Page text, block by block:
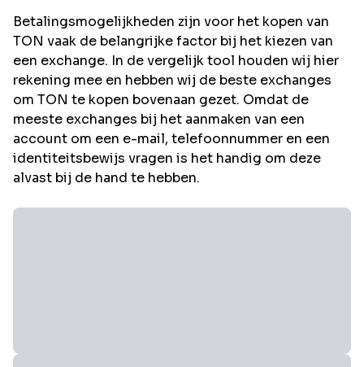
Betalingsmogelijkheden zijn voor het kopen van
TON vaak de belangrijke factor bij het kiezen van
een exchange. In de vergelijk tool houden wij hier
rekening mee en hebben wij de beste exchanges
om TON te kopen bovenaan gezet. Omdat de
meeste exchanges bij het aanmaken van een
account om een e-mail, telefoonnummer en een
identiteitsbewijs vragen is het handig om deze
alvast bij de hand te hebben.